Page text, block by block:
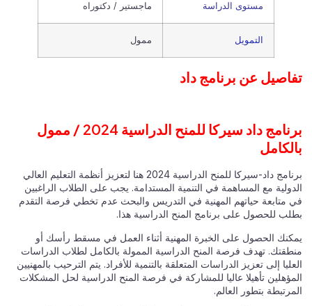
مستوى الدراسة ماجستير / دكتوراه
التمويل ممول
تفاصيل عن برنامج داد
برنامج داد سيركا للمنح الدراسية 2024 / ممول
بالكامل
برنامج داد-سيركا للمنح الدراسية 2024 هنا لتعزيز أنظمة التعليم العالي
الدولية مع المساهمة في التنمية المستدامة. يجب على الطلاب الراغبين
في متابعة حياتهم المهنية في التدريس والبحث عدم تخطي فرصة التقدم
بطلب للحصول على برنامج المنح الدراسية هذا.
يمكنك الحصول على الخبرة المهنية أثناء العمل في مسقط رأسك أو
منطقتك. تهدف فرصة المنح الدراسية الممولة بالكامل لطلاب الدراسات
العليا إلى تعزيز الدراسات المتعلقة بالتنمية للأفراد. يتم الترحيب بالمهنيين
المؤهلين تأهيلا عاليا للمشاركة في فرصة المنح الدراسية لحل المشكلات
المرتبطة بتطور العالم.